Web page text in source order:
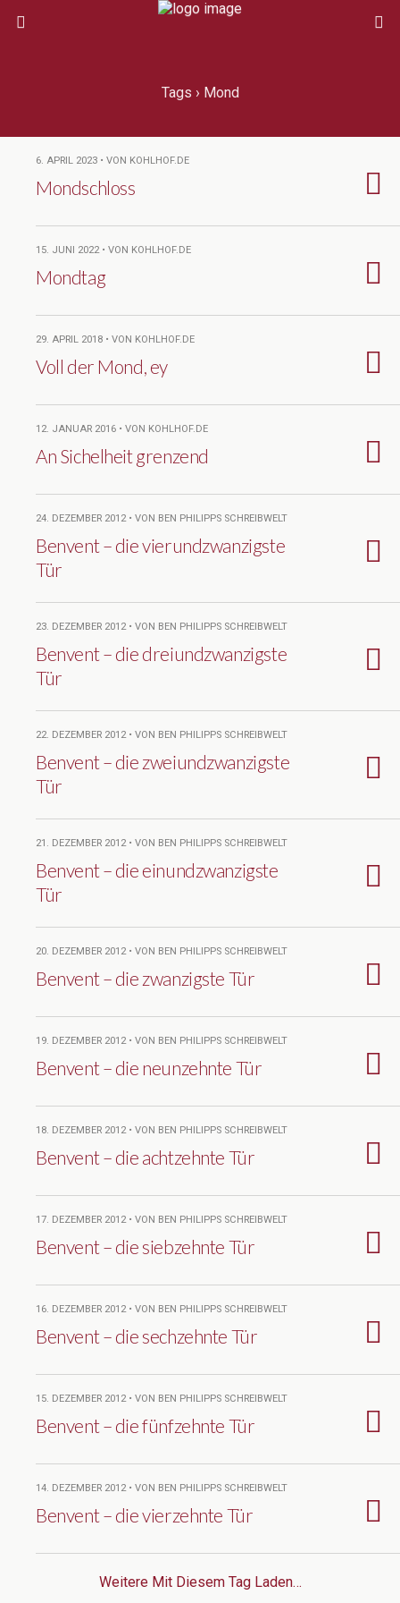
Tags › Mond
6. APRIL 2023 • VON KOHLHOF.DE
Mondschloss
15. JUNI 2022 • VON KOHLHOF.DE
Mondtag
29. APRIL 2018 • VON KOHLHOF.DE
Voll der Mond, ey
12. JANUAR 2016 • VON KOHLHOF.DE
An Sichelheit grenzend
24. DEZEMBER 2012 • VON BEN PHILIPPS SCHREIBWELT
Benvent – die vierundzwanzigste
Tür
23. DEZEMBER 2012 • VON BEN PHILIPPS SCHREIBWELT
Benvent – die dreiundzwanzigste
Tür
22. DEZEMBER 2012 • VON BEN PHILIPPS SCHREIBWELT
Benvent – die zweiundzwanzigste
Tür
21. DEZEMBER 2012 • VON BEN PHILIPPS SCHREIBWELT
Benvent – die einundzwanzigste
Tür
20. DEZEMBER 2012 • VON BEN PHILIPPS SCHREIBWELT
Benvent – die zwanzigste Tür
19. DEZEMBER 2012 • VON BEN PHILIPPS SCHREIBWELT
Benvent – die neunzehnte Tür
18. DEZEMBER 2012 • VON BEN PHILIPPS SCHREIBWELT
Benvent – die achtzehnte Tür
17. DEZEMBER 2012 • VON BEN PHILIPPS SCHREIBWELT
Benvent – die siebzehnte Tür
16. DEZEMBER 2012 • VON BEN PHILIPPS SCHREIBWELT
Benvent – die sechzehnte Tür
15. DEZEMBER 2012 • VON BEN PHILIPPS SCHREIBWELT
Benvent – die fünfzehnte Tür
14. DEZEMBER 2012 • VON BEN PHILIPPS SCHREIBWELT
Benvent – die vierzehnte Tür
Weitere Mit Diesem Tag Laden…